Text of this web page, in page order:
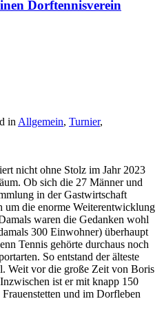
Dorftennisverein
in Allgemein, Turnier,
nicht ohne Stolz im Jahr 2023
Ob sich die 27 Männer und
in der Gastwirtschaft
um die enorme Weiterentwicklung
waren die Gedanken wohl
300 Einwohner) überhaupt
Tennis gehörte durchaus noch
So entstand der älteste
Weit vor die große Zeit von Boris
ist er mit knapp 150
und im Dorfleben